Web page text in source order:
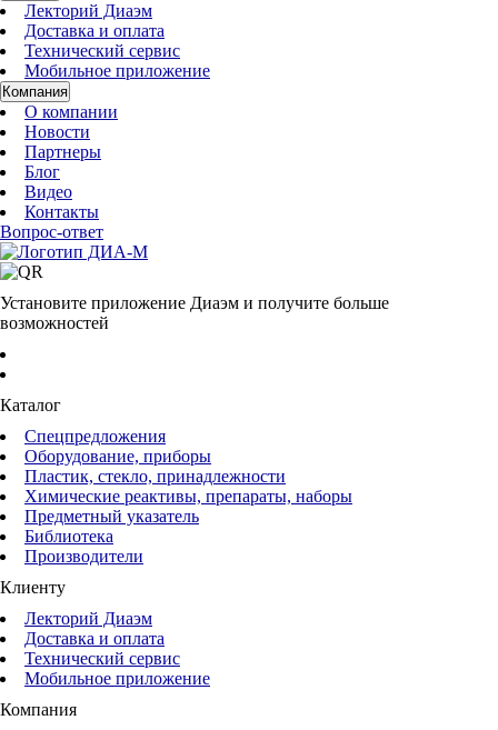
Лекторий Диаэм
Доставка и оплата
Технический сервис
Мобильное приложение
Компания
О компании
Новости
Партнеры
Блог
Видео
Контакты
Вопрос-ответ
Установите приложение Диаэм и получите больше
возможностей
Каталог
Спецпредложения
Оборудование, приборы
Пластик, стекло, принадлежности
Химические реактивы, препараты, наборы
Предметный указатель
Библиотека
Производители
Клиенту
Лекторий Диаэм
Доставка и оплата
Технический сервис
Мобильное приложение
Компания